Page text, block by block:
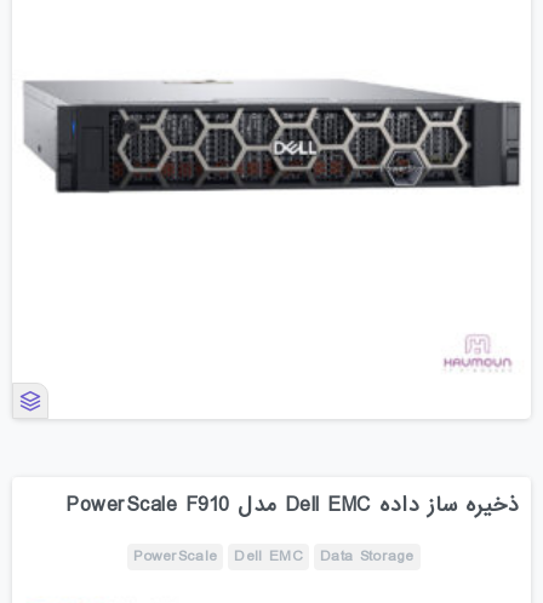
ذخیره ساز داده Dell EMC مدل PowerScale F910
Data Storage
Dell EMC
PowerScale